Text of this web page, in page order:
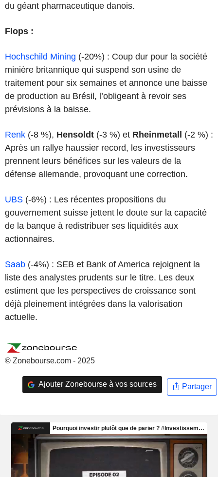
du géant pharmaceutique danois.
Flops :
Hochschild Mining (-20%) : Coup dur pour la société
minière britannique qui suspend son usine de
traitement pour six semaines et annonce une baisse
de production au Brésil, l’obligeant à revoir ses
prévisions à la baisse.
Renk (-8 %), Hensoldt (-3 %) et Rheinmetall (-2 %) :
Après un rallye haussier record, les investisseurs
prennent leurs bénéfices sur les valeurs de la
défense allemande, provoquant une correction.
UBS (-6%) : Les récentes propositions du
gouvernement suisse jettent le doute sur la capacité
de la banque à redistribuer ses liquidités aux
actionnaires.
Saab (-4%) : SEB et Bank of America rejoignent la
liste des analystes prudents sur le titre. Les deux
estiment que les perspectives de croissance sont
déjà pleinement intégrées dans la valorisation
actuelle.
© Zonebourse.com - 2025
Ajouter Zonebourse à vos sources Partager